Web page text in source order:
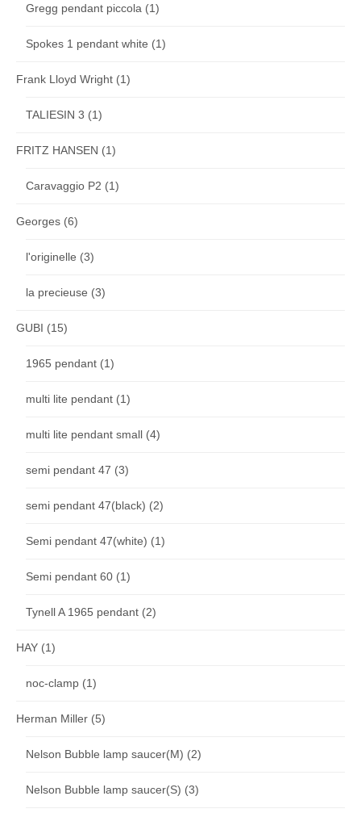
Gregg pendant piccola (1)
Spokes 1 pendant white (1)
Frank Lloyd Wright (1)
TALIESIN 3 (1)
FRITZ HANSEN (1)
Caravaggio P2 (1)
Georges (6)
l'originelle (3)
la precieuse (3)
GUBI (15)
1965 pendant (1)
multi lite pendant (1)
multi lite pendant small (4)
semi pendant 47 (3)
semi pendant 47(black) (2)
Semi pendant 47(white) (1)
Semi pendant 60 (1)
Tynell A 1965 pendant (2)
HAY (1)
noc-clamp (1)
Herman Miller (5)
Nelson Bubble lamp saucer(M) (2)
Nelson Bubble lamp saucer(S) (3)